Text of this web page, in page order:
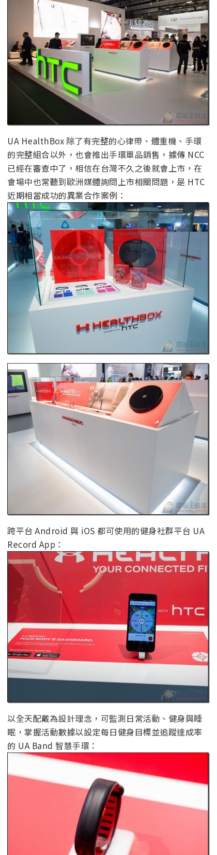
UA HealthBox 除了有完整的心律帶、體重機、手環
的完整組合以外，也會推出手環單品銷售，據傳 NCC
已經在審查中了，相信在台灣不久之後就會上市，在
會場中也常聽到歐洲媒體詢問上市相關問題，是 HTC
近期相當成功的異業合作案例：
跨平台 Android 與 iOS 都可使用的健身社群平台 UA
Record App：
以全天配戴為設計理念，可監測日常活動、健身與睡
眠，掌握活動數據以設定每日健身目標並追蹤達成率
的 UA Band 智慧手環：